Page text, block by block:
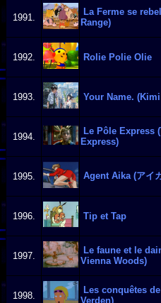
1991.
La Ferme se
Range)
1992. Rolie Polie Olie
1993. Your Name.
1994.
Le Pôle Express
Express)
1995. Agent Aika (アイ
1996. Tip et Tap
1997.
Le faune et le
Vienna Woods)
1998.
Les conquêtes
Verden)